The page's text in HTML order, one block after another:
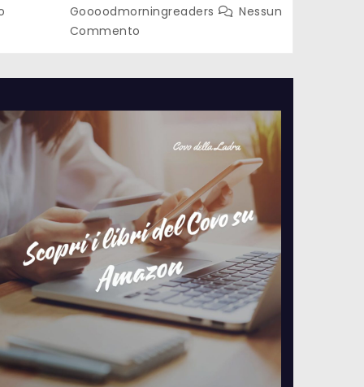
Goooodmorningreaders
Nessun
Commento